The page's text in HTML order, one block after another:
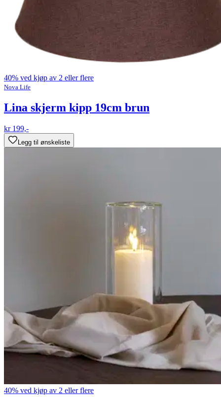
40% ved kjøp av 2 eller flere
Nova Life
Lina skjerm kipp 19cm brun
kr 199,-
Legg til ønskeliste
40% ved kjøp av 2 eller flere